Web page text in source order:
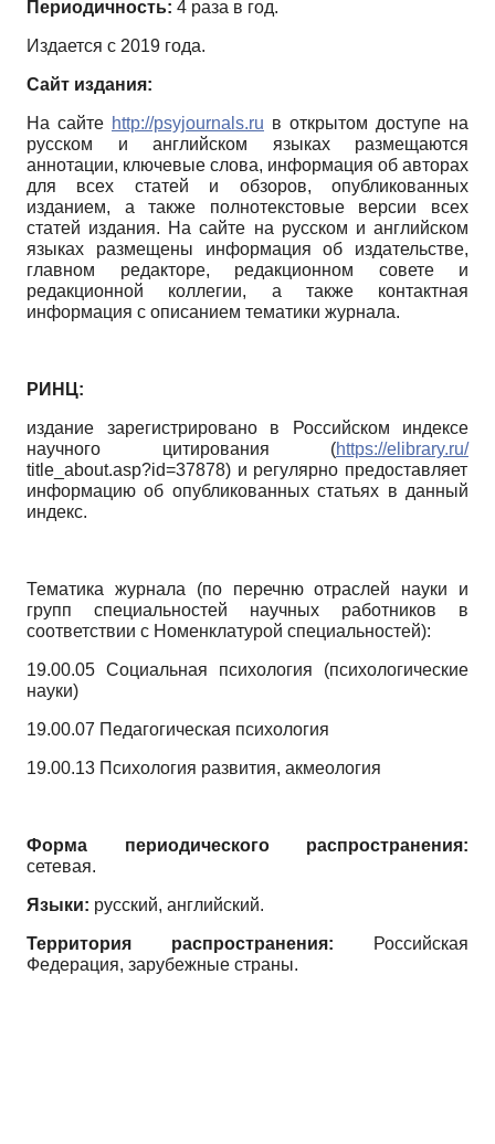
Периодичность: 4 раза в год.
Издается с 2019 года.
Сайт издания:
На сайте http://psyjournals.ru в открытом доступе на
русском и английском языках размещаются
аннотации, ключевые слова, информация об авторах
для всех статей и обзоров, опубликованных
изданием, а также полнотекстовые версии всех
статей издания. На сайте на русском и английском
языках размещены информация об издательстве,
главном редакторе, редакционном совете и
редакционной коллегии, а также контактная
информация с описанием тематики журнала.
РИНЦ:
издание зарегистрировано в Российском индексе
научного цитирования (https://elibrary.ru/
title_about.asp?id=37878) и регулярно предоставляет
информацию об опубликованных статьях в данный
индекс.
Тематика журнала (по перечню отраслей науки и
групп специальностей научных работников в
соответствии с Номенклатурой специальностей):
19.00.05 Социальная психология (психологические
науки)
19.00.07 Педагогическая психология
19.00.13 Психология развития, акмеология
Форма периодического распространения:
сетевая.
Языки: русский, английский.
Территория распространения: Российская
Федерация, зарубежные страны.